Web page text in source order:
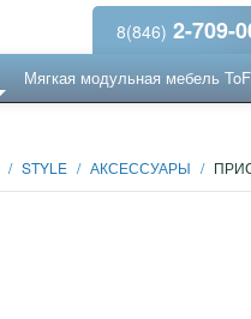
8(846) 2-709-
Мягкая модульная мебель
/ STYLE / АКСЕССУАРЫ /